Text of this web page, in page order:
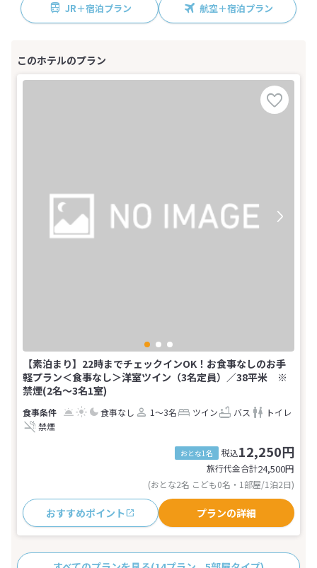
JR＋宿泊プラン 航空＋宿泊プラン
【素泊まり】22時までチェックインOK！お食事なしのお手
軽プラン＜食事なし＞洋室ツイン（3名定員）／38平米 ※
禁煙(2名～3名1室)
食事なし 1～3名 ツイン バス
トイレ
禁煙
おとな1名 税込12,250円
旅行代金合計24,500円
(おとな2名 こども0名・1部屋/1泊2日)
おすすめポイント プランの詳細